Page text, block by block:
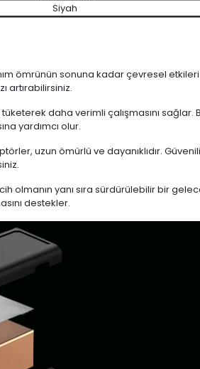
Siyah
ömrünün sonuna kadar çevresel
artırabilirsiniz.
daha verimli çalışmasını
yardımcı olur.
uzun ömürlü ve dayanıklıdır.
yanı sıra sürdürülebilir bir
destekler.